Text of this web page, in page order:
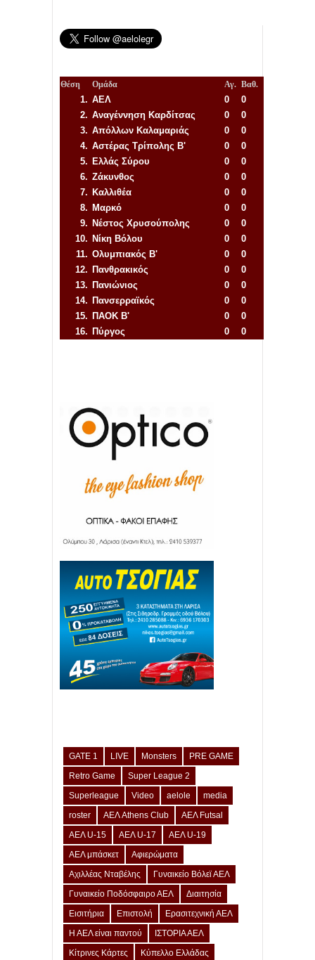
Θέση Ομάδα Αγ. Βαθ.
1. ΑΕΛ 0
0
2. Αναγέννηση Καρδίτσας 0
0
3. Απόλλων Καλαμαριάς 0
0
4. Αστέρας Τρίπολης Β' 0
0
5. Ελλάς Σύρου 0
0
6. Ζάκυνθος 0
0
7. Καλλιθέα 0
0
8. Μαρκό 0
0
9. Νέστος Χρυσούπολης 0
0
10. Νίκη Βόλου 0
0
11. Ολυμπιακός Β' 0
0
12. Πανθρακικός 0
0
13. Πανιώνιος 0
0
14. Πανσερραϊκός 0
0
15. ΠΑΟΚ Β' 0
0
16. Πύργος 0
0
GATE 1 LIVE Monsters
PRE GAME
Retro Game
Super League 2
Superleague
Video aelole
media
roster
ΑΕΛ Athens Club
ΑΕΛ Futsal
ΑΕΛ U-15
ΑΕΛ U-17
ΑΕΛ U-19
ΑΕΛ μπάσκετ
Αφιερώματα
Αχιλλέας Νταβέλης
Γυναικείο Βόλεϊ ΑΕΛ
Γυναικείο Ποδόσφαιρο ΑΕΛ
Διαιτησία
Εισιτήρια
Επιστολή
Ερασιτεχνική ΑΕΛ
Η ΑΕΛ είναι παντού
ΙΣΤΟΡΙΑ ΑΕΛ
Κίτρινες Κάρτες
Κύπελλο Ελλάδας